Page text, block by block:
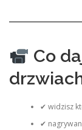
Co
✔ widzisz
✔